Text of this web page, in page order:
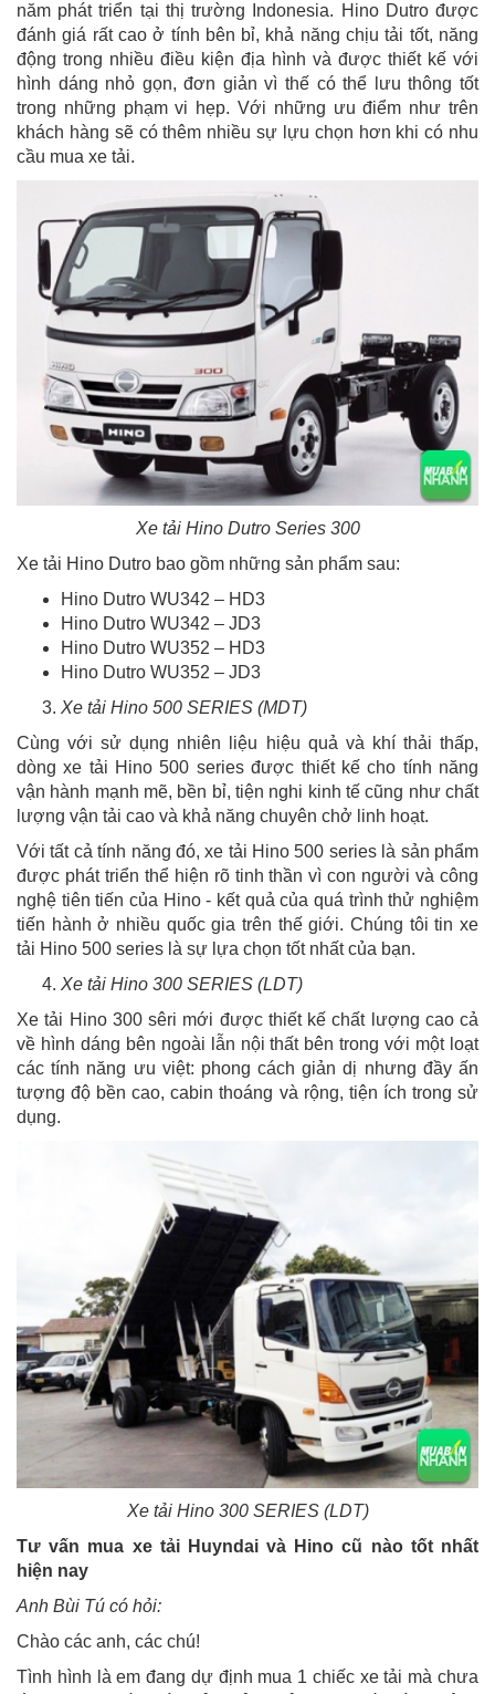
năm phát triển tại thị trường Indonesia. Hino Dutro được
đánh giá rất cao ở tính bên bỉ, khả năng chịu tải tốt, năng
động trong nhiều điều kiện địa hình và được thiết kế với
hình dáng nhỏ gọn, đơn giản vì thế có thể lưu thông tốt
trong những phạm vi hẹp. Với những ưu điểm như trên
khách hàng sẽ có thêm nhiều sự lựu chọn hơn khi có nhu
cầu mua xe tải.
Xe tải Hino Dutro Series 300
Xe tải Hino Dutro bao gồm những sản phẩm sau:
Hino Dutro WU342 – HD3
Hino Dutro WU342 – JD3
Hino Dutro WU352 – HD3
Hino Dutro WU352 – JD3
Xe tải Hino 500 SERIES (MDT)
Cùng với sử dụng nhiên liệu hiệu quả và khí thải thấp,
dòng xe tải Hino 500 series được thiết kế cho tính năng
vận hành mạnh mẽ, bền bỉ, tiện nghi kinh tế cũng như chất
lượng vận tải cao và khả năng chuyên chở linh hoạt.
Với tất cả tính năng đó, xe tải Hino 500 series là sản phẩm
được phát triển thể hiện rõ tinh thần vì con người và công
nghệ tiên tiến của Hino - kết quả của quá trình thử nghiệm
tiến hành ở nhiều quốc gia trên thế giới. Chúng tôi tin xe
tải Hino 500 series là sự lựa chọn tốt nhất của bạn.
Xe tải Hino 300 SERIES (LDT)
Xe tải Hino 300 sêri mới được thiết kế chất lượng cao cả
về hình dáng bên ngoài lẫn nội thất bên trong với một loạt
các tính năng ưu việt: phong cách giản dị nhưng đầy ấn
tượng độ bền cao, cabin thoáng và rộng, tiện ích trong sử
dụng.
Xe tải Hino 300 SERIES (LDT)
Tư vấn mua xe tải Huyndai và Hino cũ nào tốt nhất
hiện nay
Anh Bùi Tú có hỏi:
Chào các anh, các chú!
Tình hình là em đang dự định mua 1 chiếc xe tải mà chưa